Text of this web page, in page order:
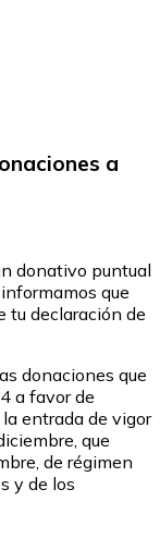
a
donativo puntual
que
tu declaración de
donaciones que
a favor de
entrada de vigor
que
de régimen
y de los